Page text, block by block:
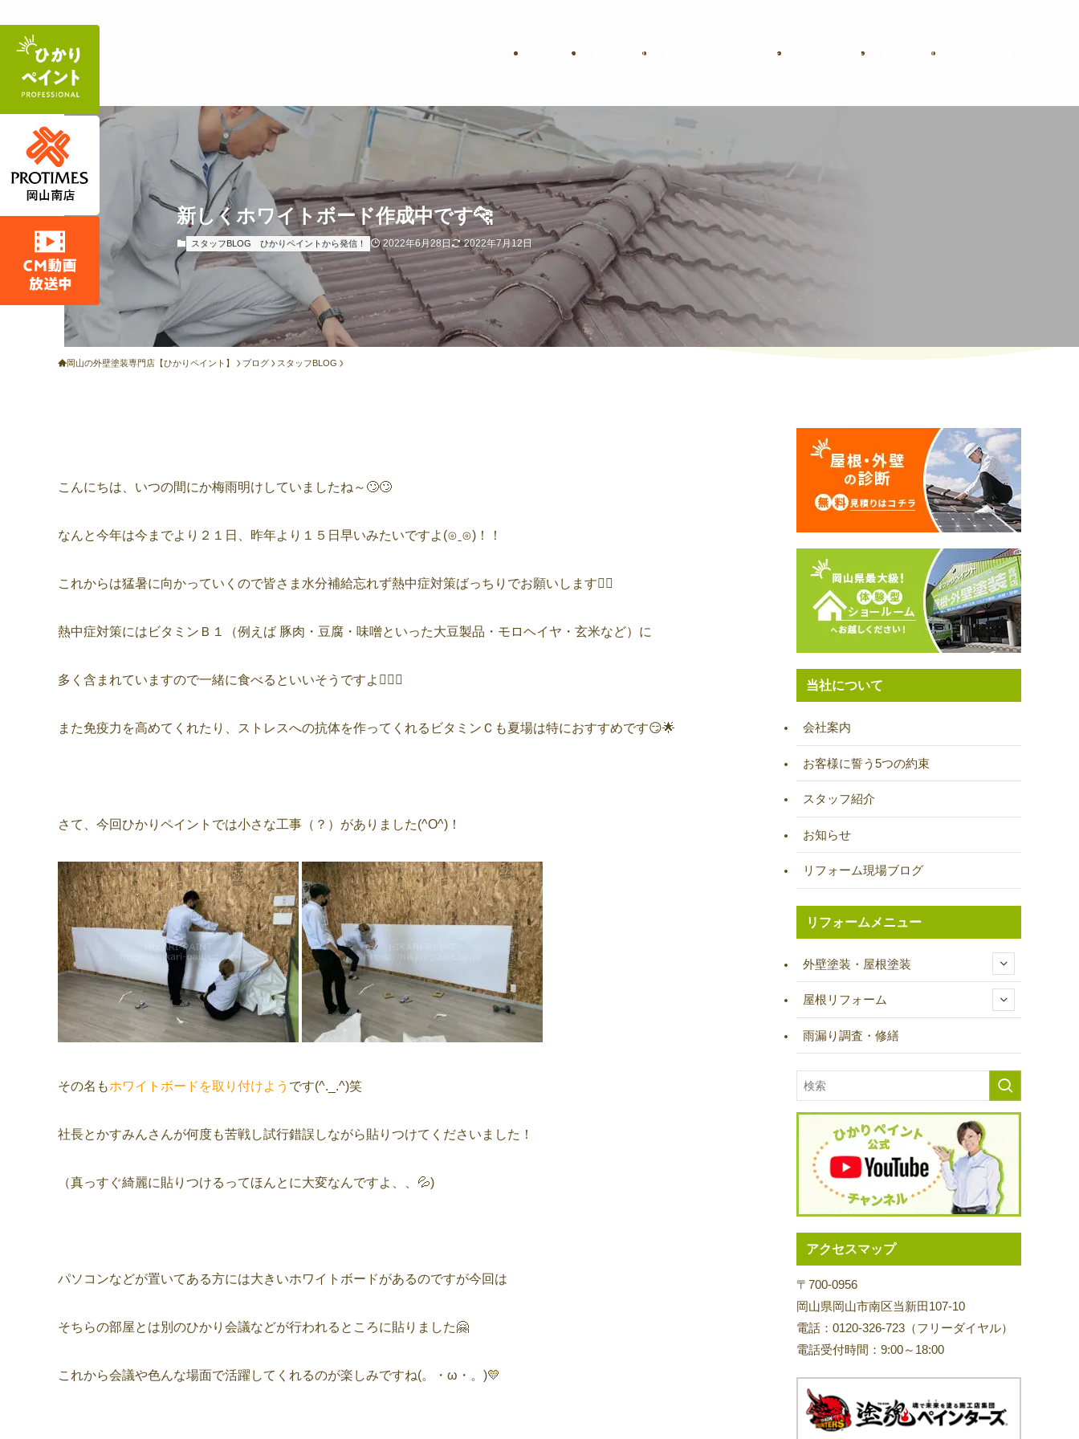
ホーム 会社案内 外壁塗装・屋根塗装 その他工事 施工事例
新しくホワイトボード作成中です🐆
スタッフBLOG ひかりペイントから発信！ 2022年6月28日 2022年7月12日
岡山の外壁塗装専門店【ひかりペイント】 ブログ スタッフBLOG
こんにちは、いつの間にか梅雨明けしていましたね～🙄🙄
なんと今年は今までより２１日、昨年より１５日早いみたいですよ(⊙ˍ⊙)！！
これからは猛暑に向かっていくので皆さま水分補給忘れず熱中症対策ばっちりでお願いします✊🏻
熱中症対策にはビタミンＢ１（例えば 豚肉・豆腐・味噌といった大豆製品・モロヘイヤ・玄米など）に
多く含まれていますので一緒に食べるといいそうですよ👌🏻💕
また免疫力を高めてくれたり、ストレスへの抗体を作ってくれるビタミンＣも夏場は特におすすめです😏🌟
さて、今回ひかりペイントでは小さな工事（？）がありました(^O^)！
その名もホワイトボードを取り付けよう です(^._.^)笑
社長とかすみんさんが何度も苦戦し試行錯誤しながら貼りつけてくださいました！
（真っすぐ綺麗に貼りつけるってほんとに大変なんですよ、、💦)
パソコンなどが置いてある方には大きいホワイトボードがあるのですが今回は
そちらの部屋とは別のひかり会議などが行われるところに貼りました🤗
これから会議や色んな場面で活躍してくれるのが楽しみですね(。・ω・。)💛
当社について
会社案内
お客様に誓う5つの約束
スタッフ紹介
お知らせ
リフォーム現場ブログ
リフォームメニュー
外壁塗装・屋根塗装
屋根リフォーム
雨漏り調査・修繕
アクセスマップ
〒700-0956
岡山県岡山市南区当新田107-10
電話：0120-326-723（フリーダイヤル）
電話受付時間：9:00～18:00